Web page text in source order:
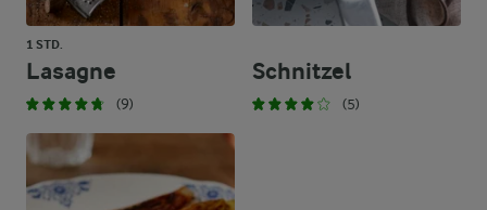
1 STD.
Lasagne
(9)
Schnitzel
(5)